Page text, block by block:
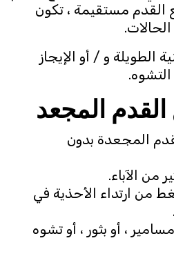
مستقيمة ، تكون
و / أو الإيجاز
المجعد
المجعدة بدون
الآباء.
ارتداء الأحذية في
، أو بثور ، أو تشوه